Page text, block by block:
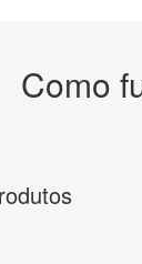
Como